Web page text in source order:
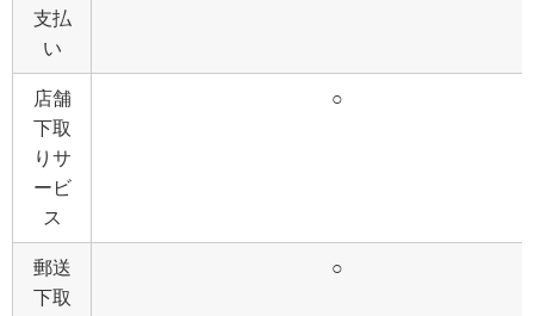
支払
い
店舗
下取
りサ
ービ
ス
○
郵送
下取
○